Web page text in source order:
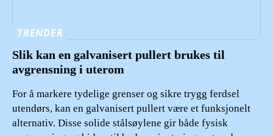
TRENDER
Slik kan en galvanisert pullert brukes til
avgrensning i uterom
For å markere tydelige grenser og sikre trygg ferdsel
utendørs, kan en galvanisert pullert være et funksjonelt
alternativ. Disse solide stålsøylene gir både fysisk